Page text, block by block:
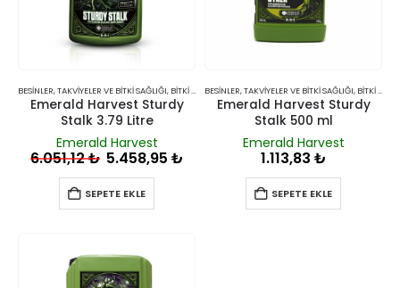
BESINLER, TAKVIYELER VE BITKI SAĞLIĞI, BITKI BESINLERI VE TAKVIYELERI
Emerald Harvest Sturdy
Stalk 3.79 Litre
Emerald Harvest
6.051,12₺ 5.458,95 ₺
SEPETE EKLE
BESINLER, TAKVIYELER VE BITKI SAĞLIĞI, BITKI BESINLERI VE TAKVIYELERI
Emerald Harvest Sturdy
Stalk 500 ml
Emerald Harvest
1.113,83 ₺
SEPETE EKLE